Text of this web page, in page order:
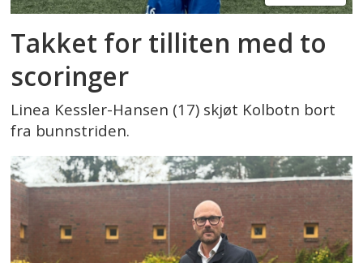
Takket for tilliten med to
scoringer
Linea Kessler-Hansen (17) skjøt Kolbotn bort
fra bunnstriden.